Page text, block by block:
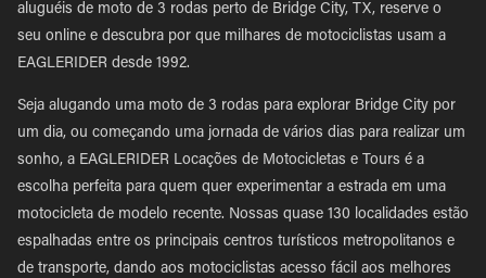
aluguéis de moto de 3 rodas perto de Bridge City, TX, reserve o
seu online e descubra por que milhares de motociclistas usam a
EAGLERIDER desde 1992.
Seja alugando uma moto de 3 rodas para explorar Bridge City por
um dia, ou começando uma jornada de vários dias para realizar um
sonho, a EAGLERIDER Locações de Motocicletas e Tours é a
escolha perfeita para quem quer experimentar a estrada em uma
motocicleta de modelo recente. Nossas quase 130 localidades estão
espalhadas entre os principais centros turísticos metropolitanos e
de transporte, dando aos motociclistas acesso fácil aos melhores